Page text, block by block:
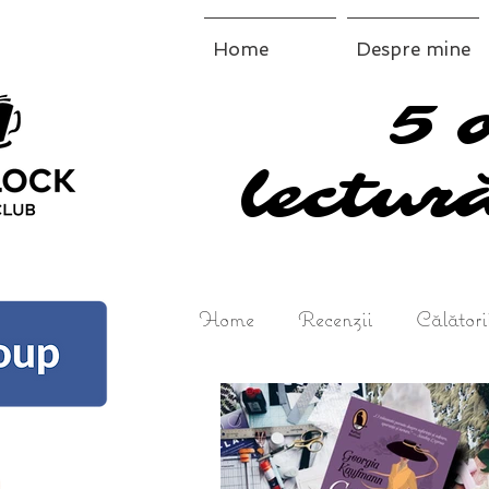
Home Despre mine
5
5
Home Recenzii Călătorii